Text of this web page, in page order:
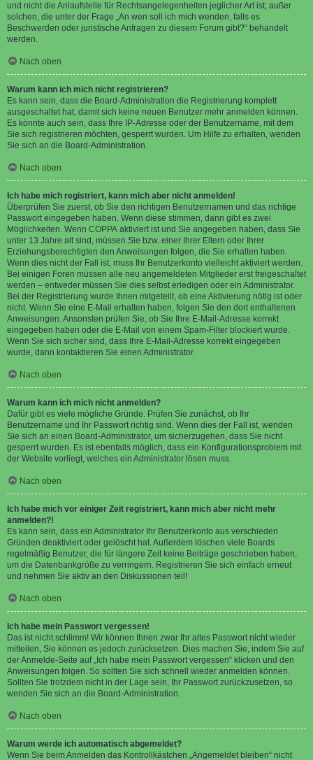
und nicht die Anlaufstelle für Rechtsangelegenheiten jeglicher Art ist; außer
solchen, die unter der Frage „An wen soll ich mich wenden, falls es
Beschwerden oder juristische Anfragen zu diesem Forum gibt?“ behandelt
werden.
Nach oben
Warum kann ich mich nicht registrieren?
Es kann sein, dass die Board-Administration die Registrierung komplett
ausgeschaltet hat, damit sich keine neuen Benutzer mehr anmelden können.
Es könnte auch sein, dass Ihre IP-Adresse oder der Benutzername, mit dem
Sie sich registrieren möchten, gesperrt wurden. Um Hilfe zu erhalten, wenden
Sie sich an die Board-Administration.
Nach oben
Ich habe mich registriert, kann mich aber nicht anmelden!
Überprüfen Sie zuerst, ob Sie den richtigen Benutzernamen und das richtige
Passwort eingegeben haben. Wenn diese stimmen, dann gibt es zwei
Möglichkeiten. Wenn COPPA aktiviert ist und Sie angegeben haben, dass Sie
unter 13 Jahre alt sind, müssen Sie bzw. einer Ihrer Eltern oder Ihrer
Erziehungsberechtigten den Anweisungen folgen, die Sie erhalten haben.
Wenn dies nicht der Fall ist, muss Ihr Benutzerkonto vielleicht aktiviert werden.
Bei einigen Foren müssen alle neu angemeldeten Mitglieder erst freigeschaltet
werden – entweder müssen Sie dies selbst erledigen oder ein Administrator.
Bei der Registrierung wurde Ihnen mitgeteilt, ob eine Aktivierung nötig ist oder
nicht. Wenn Sie eine E-Mail erhalten haben, folgen Sie den dort enthaltenen
Anweisungen. Ansonsten prüfen Sie, ob Sie Ihre E-Mail-Adresse korrekt
eingegeben haben oder die E-Mail von einem Spam-Filter blockiert wurde.
Wenn Sie sich sicher sind, dass Ihre E-Mail-Adresse korrekt eingegeben
wurde, dann kontaktieren Sie einen Administrator.
Nach oben
Warum kann ich mich nicht anmelden?
Dafür gibt es viele mögliche Gründe. Prüfen Sie zunächst, ob Ihr
Benutzername und Ihr Passwort richtig sind. Wenn dies der Fall ist, wenden
Sie sich an einen Board-Administrator, um sicherzugehen, dass Sie nicht
gesperrt wurden. Es ist ebenfalls möglich, dass ein Konfigurationsproblem mit
der Website vorliegt, welches ein Administrator lösen muss.
Nach oben
Ich habe mich vor einiger Zeit registriert, kann mich aber nicht mehr
anmelden?!
Es kann sein, dass ein Administrator Ihr Benutzerkonto aus verschieden
Gründen deaktiviert oder gelöscht hat. Außerdem löschen viele Boards
regelmäßig Benutzer, die für längere Zeit keine Beiträge geschrieben haben,
um die Datenbankgröße zu verringern. Registrieren Sie sich einfach erneut
und nehmen Sie aktiv an den Diskussionen teil!
Nach oben
Ich habe mein Passwort vergessen!
Das ist nicht schlimm! Wir können Ihnen zwar Ihr altes Passwort nicht wieder
mitteilen, Sie können es jedoch zurücksetzen. Dies machen Sie, indem Sie auf
der Anmelde-Seite auf „Ich habe mein Passwort vergessen“ klicken und den
Anweisungen folgen. So sollten Sie sich schnell wieder anmelden können.
Sollten Sie trotzdem nicht in der Lage sein, Ihr Passwort zurückzusetzen, so
wenden Sie sich an die Board-Administration.
Nach oben
Warum werde ich automatisch abgemeldet?
Wenn Sie beim Anmelden das Kontrollkästchen „Angemeldet bleiben“ nicht